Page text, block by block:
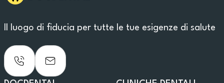
Il luogo di fiducia per tutte le tue esigenze di salute